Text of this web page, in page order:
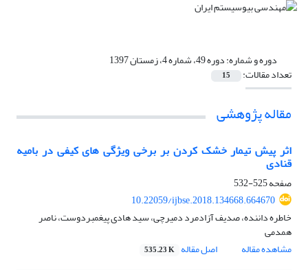
دوره و شماره:دوره 49، شماره 4، زمستان 1397
تعداد مقالات: 15
مقاله پژوهشی
اثر پیش تیمار خشک کردن بر برخی ویژگی های کیفی در بامیه
قنادی
صفحه525-532
10.22059/ijbse.2018.134668.664670
خاطره داننده، صدیف آزادمرد دمیرچی، سید هادی پیغمبردوست، ناصر
همدمی
مشاهده مقاله
اصل مقاله 535.23 K